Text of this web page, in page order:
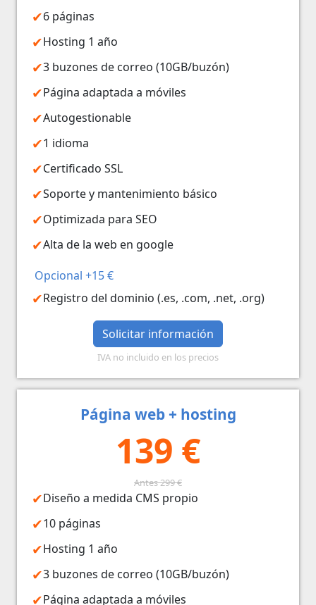
6 páginas
Hosting 1 año
3 buzones de correo (10GB/buzón)
Página adaptada a móviles
Autogestionable
1 idioma
Certificado SSL
Soporte y mantenimiento básico
Optimizada para SEO
Alta de la web en google
Opcional +15 €
Registro del dominio (.es, .com, .net, .org)
Solicitar información
IVA no incluido en los precios
Página web + hosting
139 €
Antes 299 €
Diseño a medida CMS propio
10 páginas
Hosting 1 año
3 buzones de correo (10GB/buzón)
Página adaptada a móviles